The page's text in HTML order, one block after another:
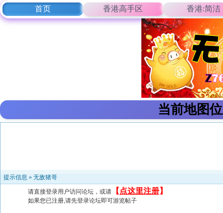
首页 香港高手区 香港:简洁
当前地图
提示信息 » 无敌猪哥
请直接登录用户访问论坛，或请 【 点这里注册】
如果您已注册,请先登录论坛即可游览帖子